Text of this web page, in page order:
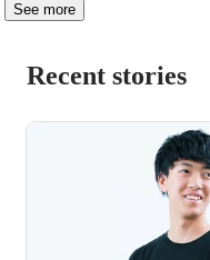
See more
Recent stories